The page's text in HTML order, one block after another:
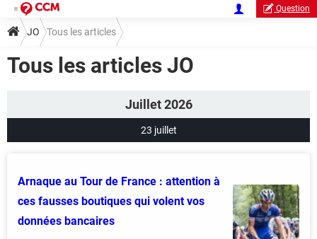
Question
JO Tous les articles
Tous les articles JO
Juillet 2026
23 juillet
Arnaque au Tour de France : attention à
ces fausses boutiques qui volent vos
données bancaires